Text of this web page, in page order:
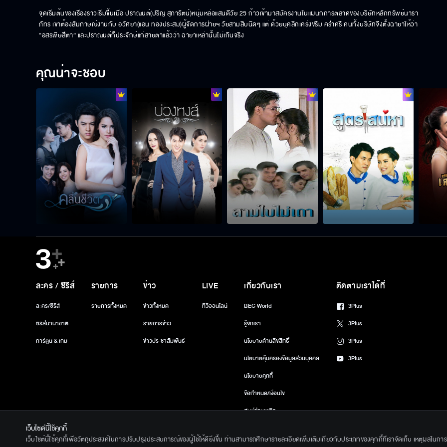
จุดเริ่มต้นของเรื่องราวเริ่มขึ้นเมื่อ ปราณนต์(ปริญ สุภารัตน์)หนุ่มหล่อแสนดีวัย 25 ก้าวเข้ามาสมัครงานในแผนกการตลาดของบริษัทหลักทรัพย์นารา
ภัทร เขาต้องสัมภาษณ์งานกับ อวัศยา(แอน ทองประสม)ผู้จัดการฝ่ายฯ วัยสามสิบนิดๆ แต่ ด้วยบุคลิกเคร่งขรึม คร่ำครึ คนทั้งบริษัทจึงตั้งฉายาให้ว่า
“อสรพิษสี่ตา” และปราณนต์ก็ประจักษ์แก่สายตาแล้วว่า ฉายาเหล่านั้นไม่เกินจริง
คุณน่าจะชอบ
ละคร / ซีรีส์
ละคร/ซีรีส์
ซีรีส์นานาชาติ
การ์ตูน & เกม
รายการ
รายการทั้งหมด
ข่าว
ข่าวทั้งหมด
รายการข่าว
ข่าวประชาสัมพันธ์
LIVE
ทีวีออนไลน์
เกี่ยวกับเรา
BEC World
รู้จักเรา
นโยบายด้านลิขสิทธิ์
นโยบายคุ้มครองข้อมูลส่วนบุคคล
นโยบายคุกกี้
ข้อกำหนด/เงื่อนไข
ศูนย์ช่วยเหลือ
ติดตามเราได้ที่
3Plus
3Plus
3Plus
3Plus
© 2020 Bangkok Entertainment Co.,Ltd. All Rights Reserved. Powered by BECi
เว็บไซต์นี้ใช้คุกกี้
เว็บไซต์นี้ใช้คุกกี้เพื่อวัตถุประสงค์ในการปรับปรุงประสบการณ์ของผู้ใช้ให้ดียิ่งขึ้น ท่านสามารถศึกษารายละเอียดเพิ่มเติมเกี่ยวกับประเภทของคุกกี้ที่เราจัดเก็บ เหตุผลในก